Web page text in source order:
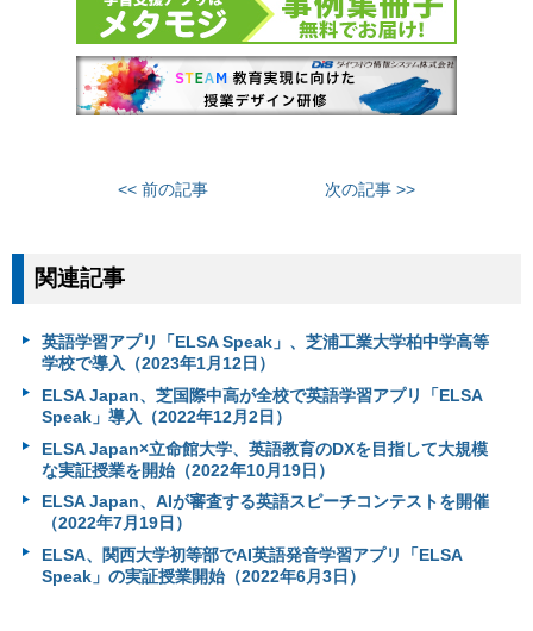
<< 前の記事 次の記事 >>
関連記事
英語学習アプリ「ELSA Speak」、芝浦工業大学柏中学高等
学校で導入（2023年1月12日）
ELSA Japan、芝国際中高が全校で英語学習アプリ「ELSA
Speak」導入（2022年12月2日）
ELSA Japan×立命館大学、英語教育のDXを目指して大規模
な実証授業を開始（2022年10月19日）
ELSA Japan、AIが審査する英語スピーチコンテストを開催
（2022年7月19日）
ELSA、関西大学初等部でAI英語発音学習アプリ「ELSA
Speak」の実証授業開始（2022年6月3日）